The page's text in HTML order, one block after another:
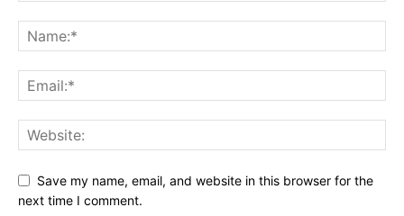
Save my name, email, and website in this browser for the
next time I comment.